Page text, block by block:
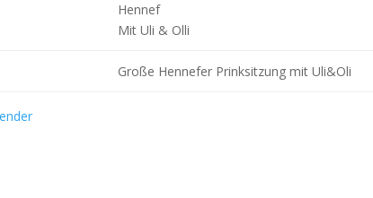
Hennef
Mit Uli & Olli
Große Hennefer Prinksitzung mit Uli&Oli